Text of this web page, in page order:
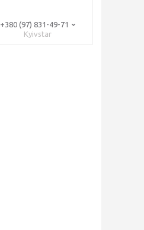
+380 (97) 831-49-71
Kyivstar